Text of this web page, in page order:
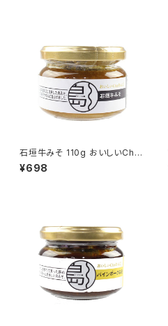
石垣牛みそ 110g おいしいCha
れんじ
¥698